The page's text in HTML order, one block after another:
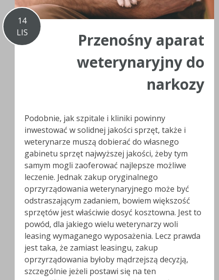
14
LIS
Przenośny aparat
weterynaryjny do
narkozy
Podobnie, jak szpitale i kliniki powinny
inwestować w solidnej jakości sprzęt, także i
weterynarze muszą dobierać do własnego
gabinetu sprzęt najwyższej jakości, żeby tym
samym mogli zaoferować najlepsze możliwe
leczenie. Jednak zakup oryginalnego
oprzyrządowania weterynaryjnego może być
odstraszającym zadaniem, bowiem większość
sprzętów jest właściwie dosyć kosztowna. Jest to
powód, dla jakiego wielu weterynarzy woli
leasing wymaganego wyposażenia. Lecz prawda
jest taka, że zamiast leasingu, zakup
oprzyrządowania byłoby mądrzejszą decyzją,
szczególnie jeżeli postawi się na ten